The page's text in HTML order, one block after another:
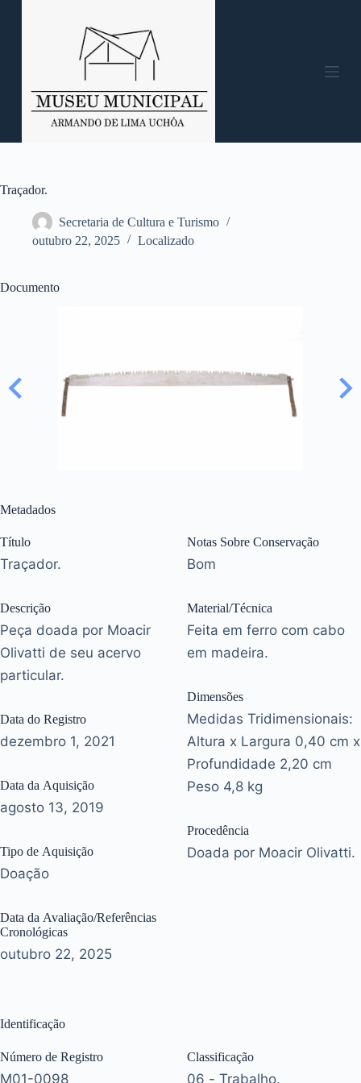
o
n
Traçador.
Secretaria de Cultura e Turismo
outubro 22, 2025
Localizado
Documento
Metadados
Título
Traçador.
Descrição
Peça doada por Moacir
Olivatti de seu acervo
particular.
Data do Registro
dezembro 1, 2021
Data da Aquisição
agosto 13, 2019
Tipo de Aquisição
Doação
Data da Avaliação/Referências
Cronológicas
outubro 22, 2025
Notas Sobre Conservação
Bom
Material/Técnica
Feita em ferro com cabo
em madeira.
Dimensões
Medidas Tridimensionais:
Altura x Largura 0,40 cm x
Profundidade 2,20 cm
Peso 4,8 kg
Procedência
Doada por Moacir Olivatti.
Identificação
Número de Registro
M01-0098
Classificação
06 - Trabalho.